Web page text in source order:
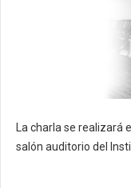
La charla se realizará
salón auditorio del